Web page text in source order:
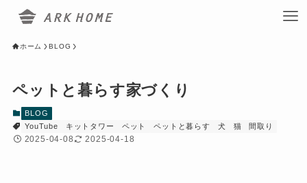
ホーム BLOG
ペットと暮らす家づくり
BLOG
YouTube
キットタワー ペット ペットと暮らす 犬 猫 間取り
2025-04-08 2025-04-18